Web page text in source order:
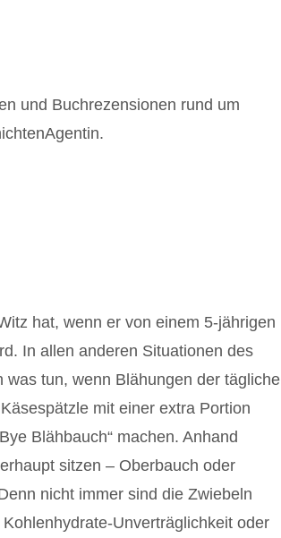
und Buchrezensionen rund um
hat, wenn er von einem 5-jährigen
In allen anderen Situationen des
tun, wenn Blähungen der tägliche
mit einer extra Portion
Blähbauch“ machen. Anhand
sitzen – Oberbauch oder
nicht immer sind die Zwiebeln
Unverträglichkeit oder